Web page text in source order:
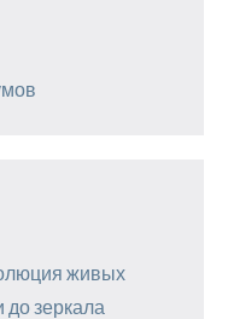
живых
до зеркала